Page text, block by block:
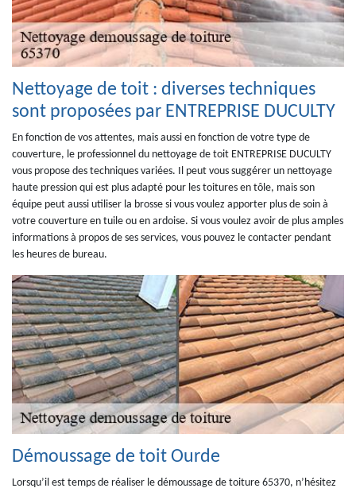
Nettoyage de toit : diverses techniques
sont proposées par ENTREPRISE DUCULTY
En fonction de vos attentes, mais aussi en fonction de votre type de
couverture, le professionnel du nettoyage de toit ENTREPRISE DUCULTY
vous propose des techniques variées. Il peut vous suggérer un nettoyage
haute pression qui est plus adapté pour les toitures en tôle, mais son
équipe peut aussi utiliser la brosse si vous voulez apporter plus de soin à
votre couverture en tuile ou en ardoise. Si vous voulez avoir de plus amples
informations à propos de ses services, vous pouvez le contacter pendant
les heures de bureau.
Démoussage de toit Ourde
Lorsqu’il est temps de réaliser le démoussage de toiture 65370, n’hésitez